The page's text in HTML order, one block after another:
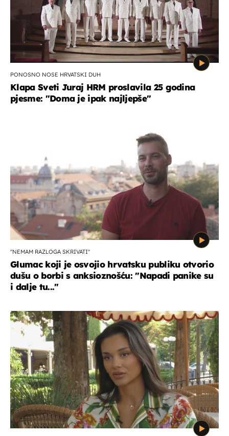
PONOSNO NOSE HRVATSKI DUH
Klapa Sveti Juraj HRM proslavila 25 godina
pjesme: "Doma je ipak najljepše"
"NEMAM RAZLOGA SKRIVATI"
Glumac koji je osvojio hrvatsku publiku otvorio
dušu o borbi s anksioznošću: "Napadi panike su
i dalje tu..."